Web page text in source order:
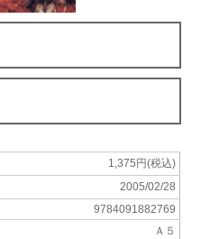
1,375円(税込)
2005/02/28
9784091882769
Ａ５